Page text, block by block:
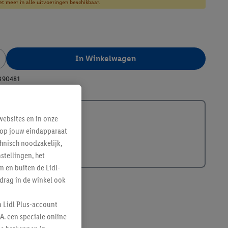
meer in alle uitvoeringen beschikbaar.
In Winkelwagen
en in onze
jouw eindapparaat
noodzakelijk,
het
en buiten de Lidl-
in de winkel ook
Lidl Plus-account
een speciale online